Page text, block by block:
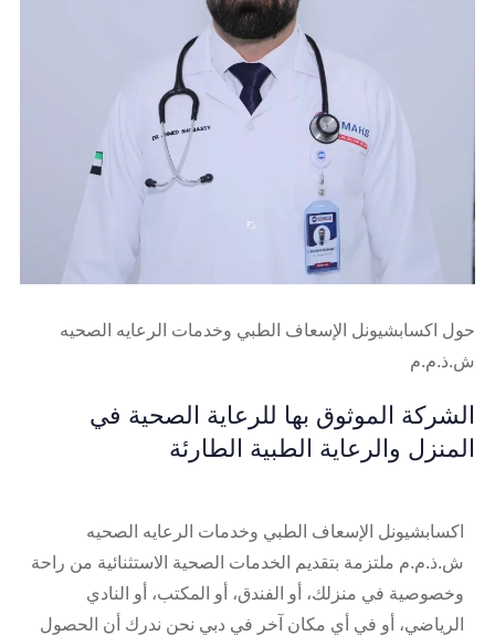
حول اكسابشيونل الإسعاف الطبي وخدمات الرعايه الصحيه
ش.ذ.م.م
الشركة الموثوق بها للرعاية الصحية في
المنزل والرعاية الطبية الطارئة
اكسابشيونل الإسعاف الطبي وخدمات الرعايه الصحيه
ش.ذ.م.م ملتزمة بتقديم الخدمات الصحية الاستثنائية من راحة
وخصوصية في منزلك، أو الفندق، أو المكتب، أو النادي
الرياضي، أو في أي مكان آخر في دبي نحن ندرك أن الحصول